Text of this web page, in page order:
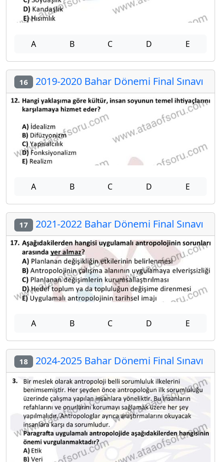
A B C D E
16 2019-2020 Bahar Dönemi Final Sınavı
A B C D E
17 2021-2022 Bahar Dönemi Final Sınavı
A B C D E
18 2024-2025 Bahar Dönemi Final Sınavı